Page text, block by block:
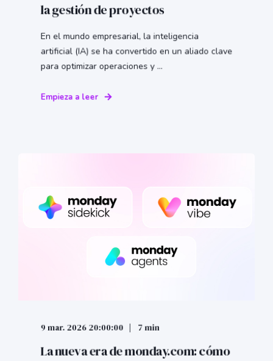
la gestión de proyectos
En el mundo empresarial, la inteligencia
artificial (IA) se ha convertido en un aliado clave
para optimizar operaciones y ...
Empieza a leer
9 mar. 2026 20:00:00 7 min
La nueva era de monday.com: cómo